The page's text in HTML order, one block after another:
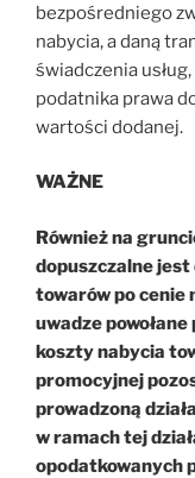
bezpośredniego
nabycia, a daną
świadczenia
podatnika prawa
wartości dodanej.
WAŻNE
Również na
dopuszczalne
towarów po cenie
uwadze
koszty nabycia
promocyjnej
prowadzoną
w ramach tej
opodatkowanych